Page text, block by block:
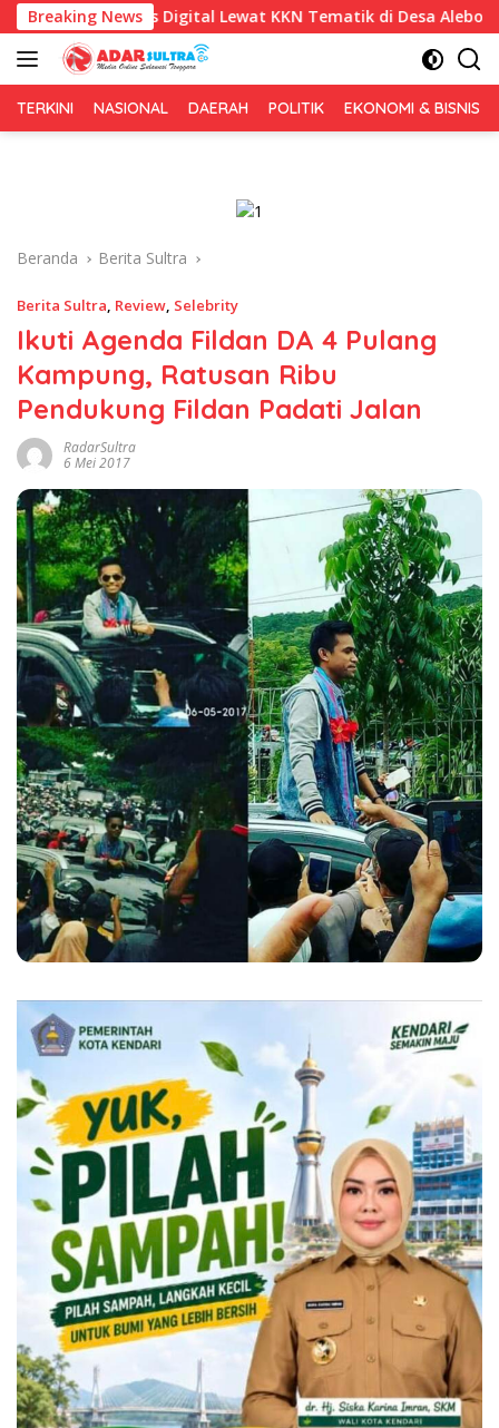
Langsung
ke
konten
Breaking News
Digital Lewat KKN Tematik di Desa Alebo Imigrasi
TERKINI NASIONAL DAERAH POLITIK EKONOMI & BISNIS
Beranda Berita Sultra
Berita Sultra, Review, Selebrity
Ikuti Agenda Fildan DA 4 Pulang
Kampung, Ratusan Ribu
Pendukung Fildan Padati Jalan
RadarSultra
6 Mei 2017